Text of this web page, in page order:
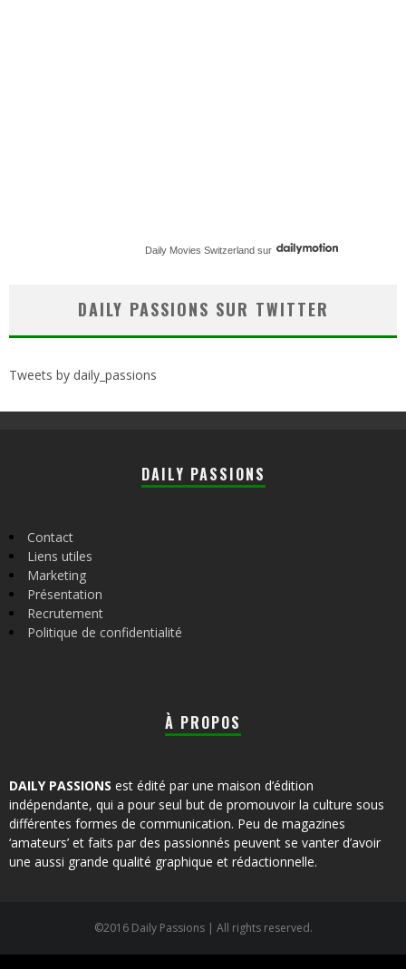
Daily Movies Switzerland sur
DAILY PASSIONS SUR TWITTER
Tweets by daily_passions
DAILY PASSIONS
Contact
Liens utiles
Marketing
Présentation
Recrutement
Politique de confidentialité
À PROPOS
DAILY PASSIONS est édité par une maison d’édition
indépendante, qui a pour seul but de promouvoir la culture sous
différentes formes de communication. Peu de magazines
‘amateurs’ et faits par des passionnés peuvent se vanter d’avoir
une aussi grande qualité graphique et rédactionnelle.
©2016 Daily Passions | All rights reserved.